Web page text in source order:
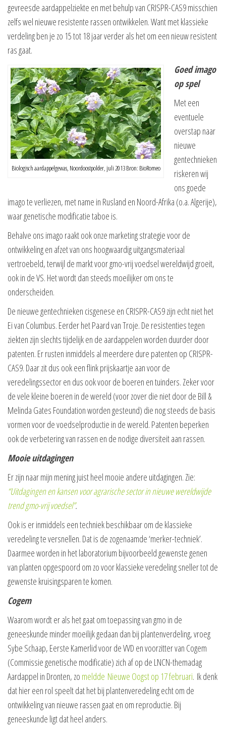
gevreesde aardappelziekte en met behulp van CRISPR-CAS9 misschien
zelfs wel nieuwe resistente rassen ontwikkelen. Want met klassieke
verdeling ben je zo 15 tot 18 jaar verder als het om een nieuw resistent
ras gaat.
Biologisch aardappelgewas, Noordoostpolder, juli 2013 Bron: BioRomeo
Goed imago
op spel
Met een
eventuele
overstap naar
nieuwe
gentechnieken
riskeren wij
ons goede
imago te verliezen, met name in Rusland en Noord-Afrika (o.a. Algerije),
waar genetische modificatie taboe is.
Behalve ons imago raakt ook onze marketing strategie voor de
ontwikkeling en afzet van ons hoogwaardig uitgangsmateriaal
vertroebeld, terwijl de markt voor gmo-vrij voedsel wereldwijd groeit,
ook in de VS. Het wordt dan steeds moeilijker om ons te
onderscheiden.
De nieuwe gentechnieken cisgenese en CRISPR-CAS9 zijn echt niet het
Ei van Columbus. Eerder het Paard van Troje. De resistenties tegen
ziekten zijn slechts tijdelijk en de aardappelen worden duurder door
patenten. Er rusten inmiddels al meerdere dure patenten op CRISPR-
CAS9. Daar zit dus ook een flink prijskaartje aan voor de
veredelingssector en dus ook voor de boeren en tuinders. Zeker voor
de vele kleine boeren in de wereld (voor zover die niet door de Bill &
Melinda Gates Foundation worden gesteund) die nog steeds de basis
vormen voor de voedselproductie in de wereld. Patenten beperken
ook de verbetering van rassen en de nodige diversiteit aan rassen.
Mooie uitdagingen
Er zijn naar mijn mening juist heel mooie andere uitdagingen. Zie:
“Uitdagingen en kansen voor agrarische sector in nieuwe wereldwijde
trend gmo-vrij voedsel”.
Ook is er inmiddels een techniek beschikbaar om de klassieke
veredeling te versnellen. Dat is de zogenaamde ‘merker-techniek’.
Daarmee worden in het laboratorium bijvoorbeeld gewenste genen
van planten opgespoord om zo voor klassieke veredeling sneller tot de
gewenste kruisingsparen te komen.
Cogem
Waarom wordt er als het gaat om toepassing van gmo in de
geneeskunde minder moeilijk gedaan dan bij plantenverdeling, vroeg
Sybe Schaap, Eerste Kamerlid voor de VVD en voorzitter van Cogem
(Commissie genetische modificatie) zich af op de LNCN-themadag
Aardappel in Dronten, zo meldde Nieuwe Oogst op 17 februari. Ik denk
dat hier een rol speelt dat het bij plantenveredeling echt om de
ontwikkeling van nieuwe rassen gaat en om reproductie. Bij
geneeskunde ligt dat heel anders.